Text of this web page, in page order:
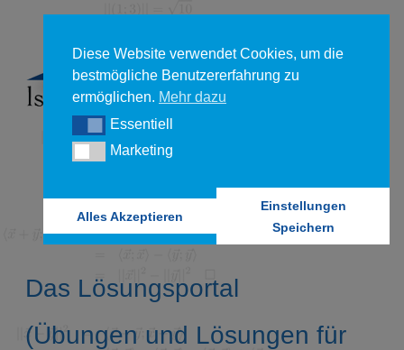
Das Lösungsportal
(Übungen und Lösungen für
Diese Website verwendet Cookies, um die
bestmögliche Benutzererfahrung zu
ermöglichen. Mehr dazu
EssentiellEssentiell
MarketingMarketing
Alles Akzeptieren
Einstellungen
Speichern